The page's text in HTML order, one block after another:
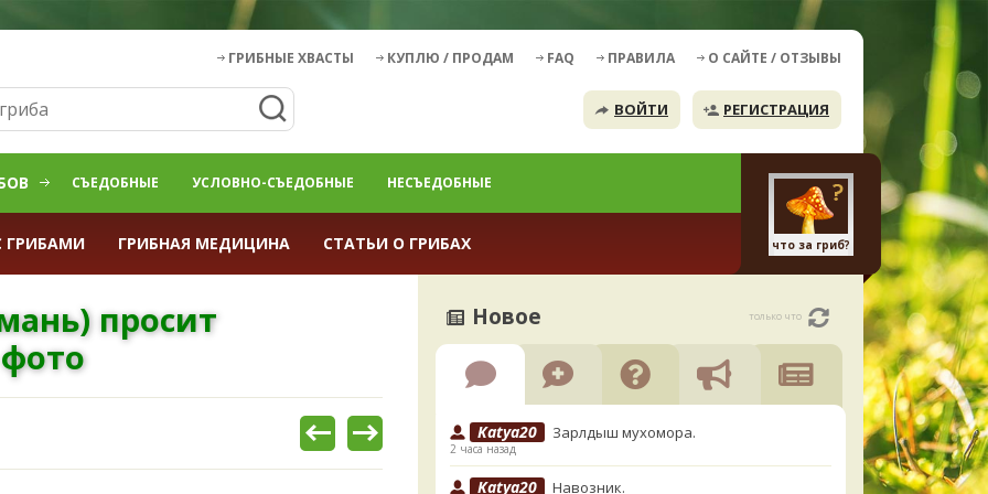
ГРИБНЫЕ ХВАСТЫ КУПЛЮ / ПРОДАМ FAQ ПРАВИЛА О САЙТЕ / ОТЗЫВЫ
ВОЙТИ РЕГИСТРАЦИЯ
СЪЕДОБНЫЕ УСЛОВНО-СЪЕДОБНЫЕ НЕСЪЕДОБНЫЕ
ГРИБАМИ ГРИБНАЯ МЕДИЦИНА СТАТЬИ О ГРИБАХ что за гриб?
просит
Новое только что
Katya20 Зарлдыш мухомора.
2 часа назад
Katya20 Навозник.